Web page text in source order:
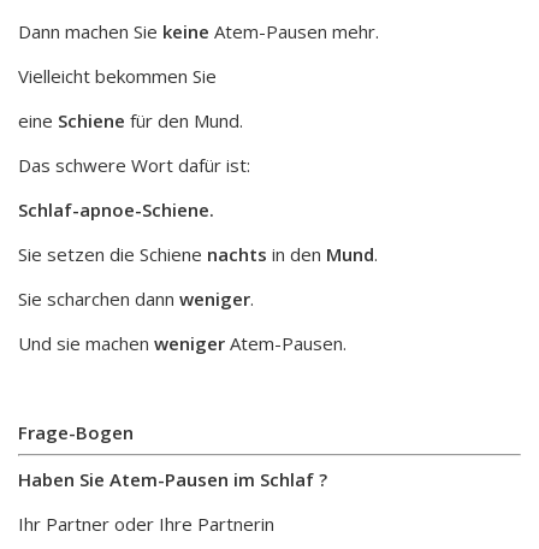
Dann machen Sie keine Atem-Pausen mehr.
Vielleicht bekommen Sie
eine Schiene für den Mund.
Das schwere Wort dafür ist:
Schlaf-apnoe-Schiene.
Sie setzen die Schiene nachts in den Mund.
Sie scharchen dann weniger.
Und sie machen weniger Atem-Pausen.
Frage-Bogen
Haben Sie Atem-Pausen im Schlaf ?
Ihr Partner oder Ihre Partnerin